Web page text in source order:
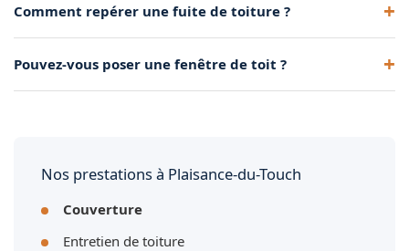
conseillons le modèle adapté à votre toit.
Comment repérer une fuite de toiture ?
de pluie forte : autant de signaux qu'il faut vérifier.
Pouvez-vous poser une fenêtre de toit ?
Nos prestations à Plaisance-du-Touch
Couverture
Entretien de toiture